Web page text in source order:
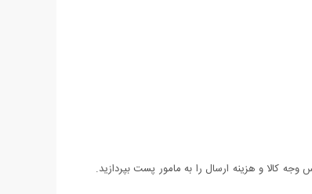
کالا و هزینه ارسال را به مامور پست بپردازید.